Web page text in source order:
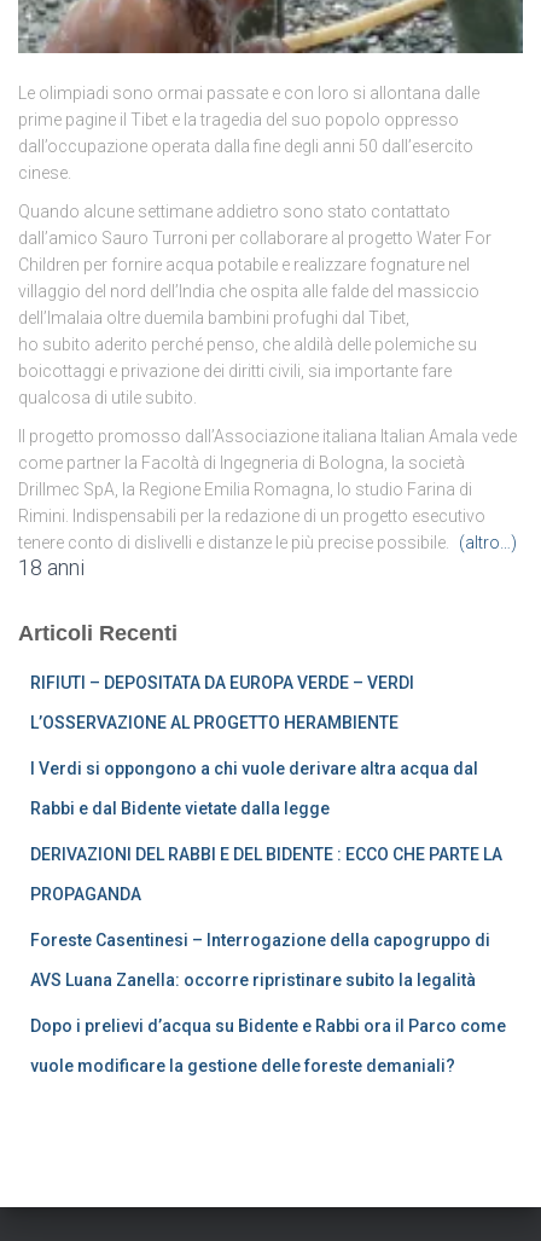
Le olimpiadi sono ormai passate e con loro si allontana dalle
prime pagine il Tibet e la tragedia del suo popolo oppresso
dall’occupazione operata dalla fine degli anni 50 dall’esercito
cinese.
Quando alcune settimane addietro sono stato contattato
dall’amico Sauro Turroni per collaborare al progetto Water For
Children per fornire acqua potabile e realizzare fognature nel
villaggio del nord dell’India che ospita alle falde del massiccio
dell’Imalaia oltre duemila bambini profughi dal Tibet,
ho subito aderito perché penso, che aldilà delle polemiche su
boicottaggi e privazione dei diritti civili, sia importante fare
qualcosa di utile subito.
Il progetto promosso dall’Associazione italiana Italian Amala vede
come partner la Facoltà di Ingegneria di Bologna, la società
Drillmec SpA, la Regione Emilia Romagna, lo studio Farina di
Rimini. Indispensabili per la redazione di un progetto esecutivo
tenere conto di dislivelli e distanze le più precise possibile.
(altro…)
18 anni
Articoli Recenti
RIFIUTI – DEPOSITATA DA EUROPA VERDE – VERDI
L’OSSERVAZIONE AL PROGETTO HERAMBIENTE
I Verdi si oppongono a chi vuole derivare altra acqua dal
Rabbi e dal Bidente vietate dalla legge
DERIVAZIONI DEL RABBI E DEL BIDENTE : ECCO CHE PARTE LA
PROPAGANDA
Foreste Casentinesi – Interrogazione della capogruppo di
AVS Luana Zanella: occorre ripristinare subito la legalità
Dopo i prelievi d’acqua su Bidente e Rabbi ora il Parco come
vuole modificare la gestione delle foreste demaniali?